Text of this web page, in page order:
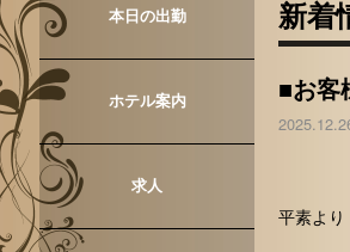
新着
■お客
平素より
本日の出勤
ホテル案内
求人